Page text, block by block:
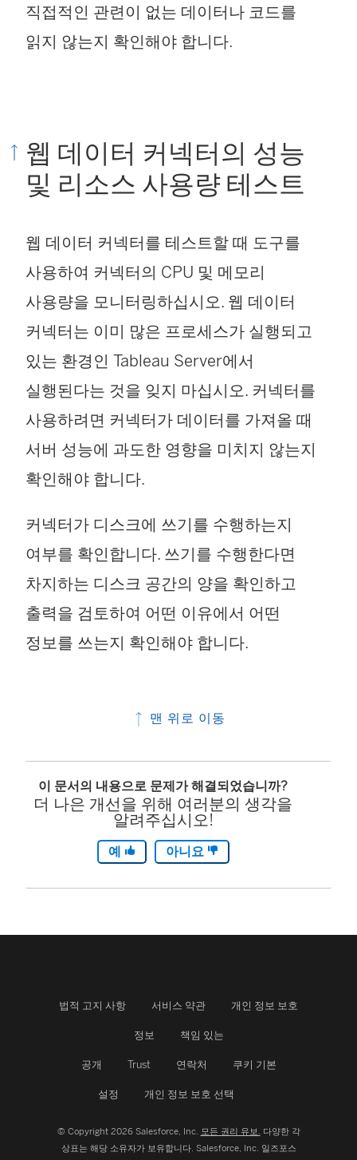
서
열
서
직접적인 관련이 없는 데이터나 코드를
읽지 않는지 확인해야 합니다.
웹 데이터 커넥터의 성능
및 리소스 사용량 테스트
웹 데이터 커넥터를 테스트할 때 도구를
사용하여 커넥터의 CPU 및 메모리
사용량을 모니터링하십시오. 웹 데이터
커넥터는 이미 많은 프로세스가 실행되고
있는 환경인 Tableau Server에서
실행된다는 것을 잊지 마십시오. 커넥터를
사용하려면 커넥터가 데이터를 가져올 때
서버 성능에 과도한 영향을 미치지 않는지
확인해야 합니다.
커넥터가 디스크에 쓰기를 수행하는지
여부를 확인합니다. 쓰기를 수행한다면
차지하는 디스크 공간의 양을 확인하고
출력을 검토하여 어떤 이유에서 어떤
정보를 쓰는지 확인해야 합니다.
맨 위로 이동
이 문서의 내용으로 문제가 해결되었습니까?
더 나은 개선을 위해 여러분의 생각을
알려주십시오!
예 아니요
법적 고지 사항 서비스 약관 개인 정보 보호
정보 책임 있는
공개 Trust 연락처 쿠키 기본
설정 개인 정보 보호 선택
© Copyright 2026 Salesforce, Inc. 모든 권리 유보. 다양한 각
상표는 해당 소유자가 보유합니다. Salesforce, Inc. 일즈포스